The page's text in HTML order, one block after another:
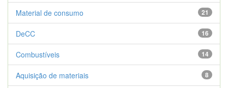
21
Material de consumo
16
DeCC
14
Combustíveis
8
Aquisição de materiais